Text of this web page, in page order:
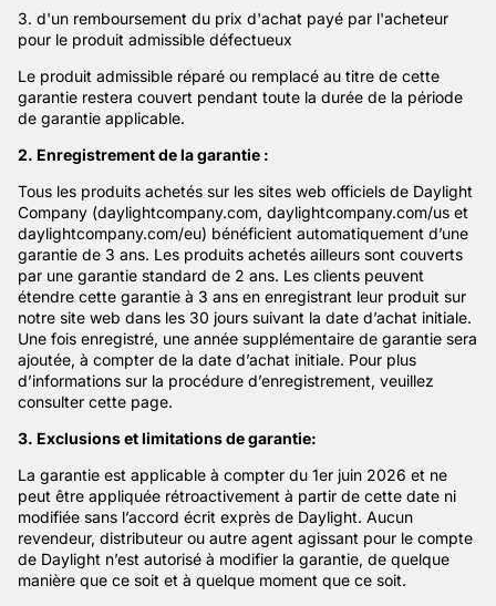
3. d'un remboursement du prix d'achat payé par l'acheteur
pour le produit admissible défectueux
Le produit admissible réparé ou remplacé au titre de cette
garantie restera couvert pendant toute la durée de la période
de garantie applicable.
2. Enregistrement de la garantie :
Tous les produits achetés sur les sites web officiels de Daylight
Company (daylightcompany.com, daylightcompany.com/us et
daylightcompany.com/eu) bénéficient automatiquement d’une
garantie de 3 ans. Les produits achetés ailleurs sont couverts
par une garantie standard de 2 ans. Les clients peuvent
étendre cette garantie à 3 ans en enregistrant leur produit sur
notre site web dans les 30 jours suivant la date d’achat initiale.
Une fois enregistré, une année supplémentaire de garantie sera
ajoutée, à compter de la date d’achat initiale. Pour plus
d’informations sur la procédure d’enregistrement, veuillez
consulter cette page.
3. Exclusions et limitations de garantie:
La garantie est applicable à compter du 1er juin 2026 et ne
peut être appliquée rétroactivement à partir de cette date ni
modifiée sans l’accord écrit exprès de Daylight. Aucun
revendeur, distributeur ou autre agent agissant pour le compte
de Daylight n’est autorisé à modifier la garantie, de quelque
manière que ce soit et à quelque moment que ce soit.